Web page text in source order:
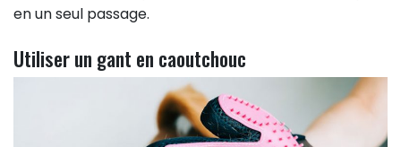
en un seul passage.
Utiliser un gant en caoutchouc